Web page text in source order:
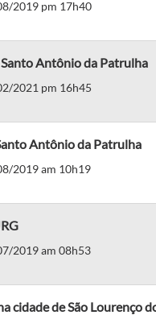
2019 pm 17h40
Antônio da Patrulha
2021 pm 16h45
Antônio da Patrulha
2019 am 10h19
2019 am 08h53
cidade de São Lourenço